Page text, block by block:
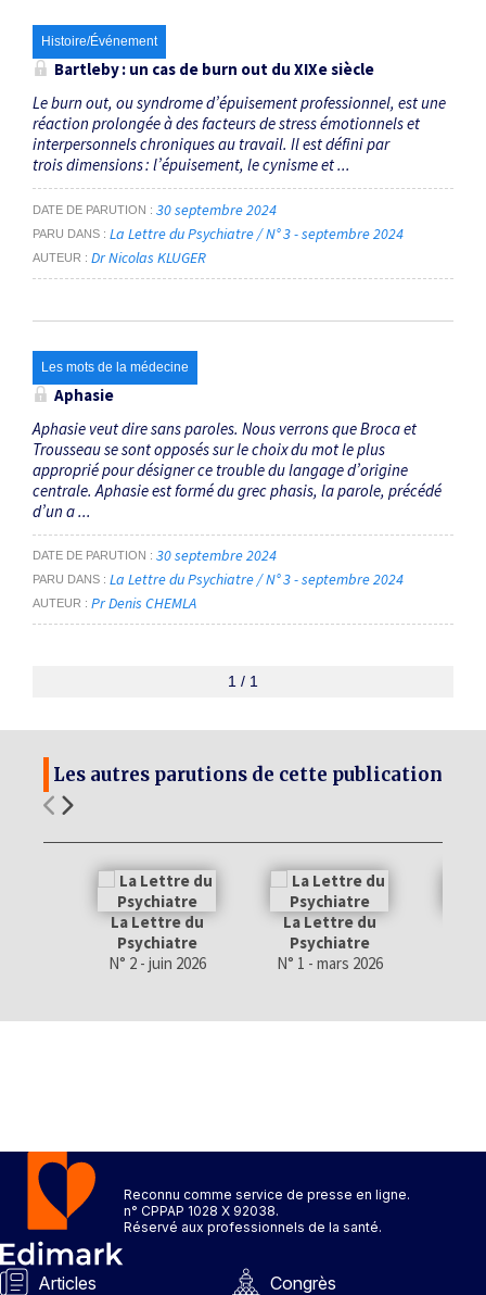
Histoire/Événement
Bartleby : un cas de burn out du XIXesiècle
Le burn out, ou syndrome d’épuisement professionnel, est une
réaction prolongée à des facteurs de stress émotionnels et
interpersonnels chroniques au travail. Il est défini par
trois dimensions : l’épuisement, le cynisme et ...
DATE DE PARUTION 30 septembre 2024
PARU DANS La Lettre du Psychiatre / N° 3 - septembre 2024
AUTEUR Dr Nicolas KLUGER
Les mots de la médecine
Aphasie
Aphasie veut dire sans paroles. Nous verrons que Broca et
Trousseau se sont opposés sur le choix du mot le plus
approprié pour désigner ce trouble du langage d’origine
centrale. Aphasie est formé du grec phasis, la parole, précédé
d’un a ...
DATE DE PARUTION 30 septembre 2024
PARU DANS La Lettre du Psychiatre / N° 3 - septembre 2024
AUTEUR Pr Denis CHEMLA
1 / 1
Les autres parutions de cette publication
La Lettre du
Psychiatre
N° 2 - juin 2026
La Lettre du
Psychiatre
N° 1 - mars 2026
Reconnu comme service de presse en ligne.
n° CPPAP 1028 X 92038.
Réservé aux professionnels de la santé.
Articles Congrès